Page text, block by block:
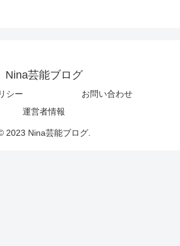
Nina芸能ブログ
シー
お問い合わせ
運営者情報
2023 Nina芸能ブログ.